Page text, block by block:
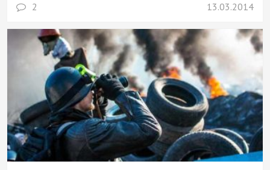
2 13.03.2014